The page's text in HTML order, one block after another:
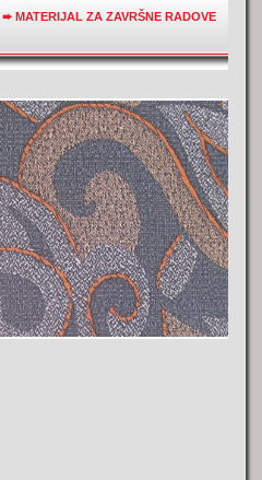
➨MATERIJAL ZA ZAVRŠNE RADOVE